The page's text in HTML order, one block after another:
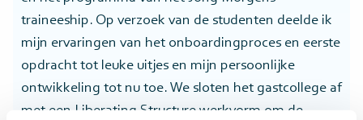
traineeship. Op verzoek van de studenten deelde ik
mijn ervaringen van het onboardingproces en eerste
opdracht tot leuke uitjes en mijn persoonlijke
ontwikkeling tot nu toe. We sloten het gastcollege af
met een Liberating Structure werkvorm om de